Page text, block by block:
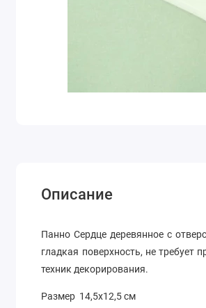
Описание
Панно Сердце деревянное с
гладкая поверхность, не требует
техник декорирования.
Размер 14,5х12,5 см